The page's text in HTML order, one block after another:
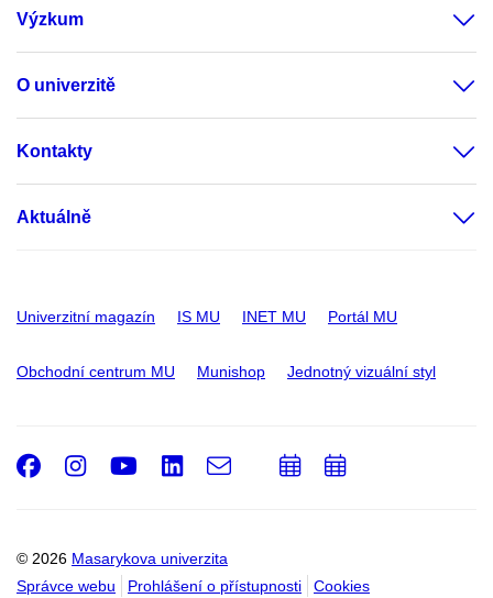
Výzkum
O univerzitě
Kontakty
Aktuálně
Univerzitní magazín IS MU INET MU Portál MU
Obchodní centrum MU Munishop Jednotný vizuální styl
© 2026 Masarykova univerzita
Správce webu
Prohlášení o přístupnosti Cookies
Facebook
Instagram
Youtube
LinkedIn
e-
PřidatPřidat